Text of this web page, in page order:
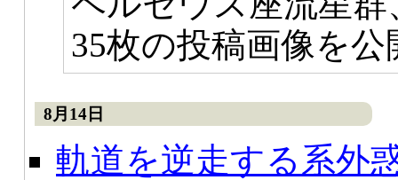
35枚の投稿画像を
8月14日
軌道を逆走する系外